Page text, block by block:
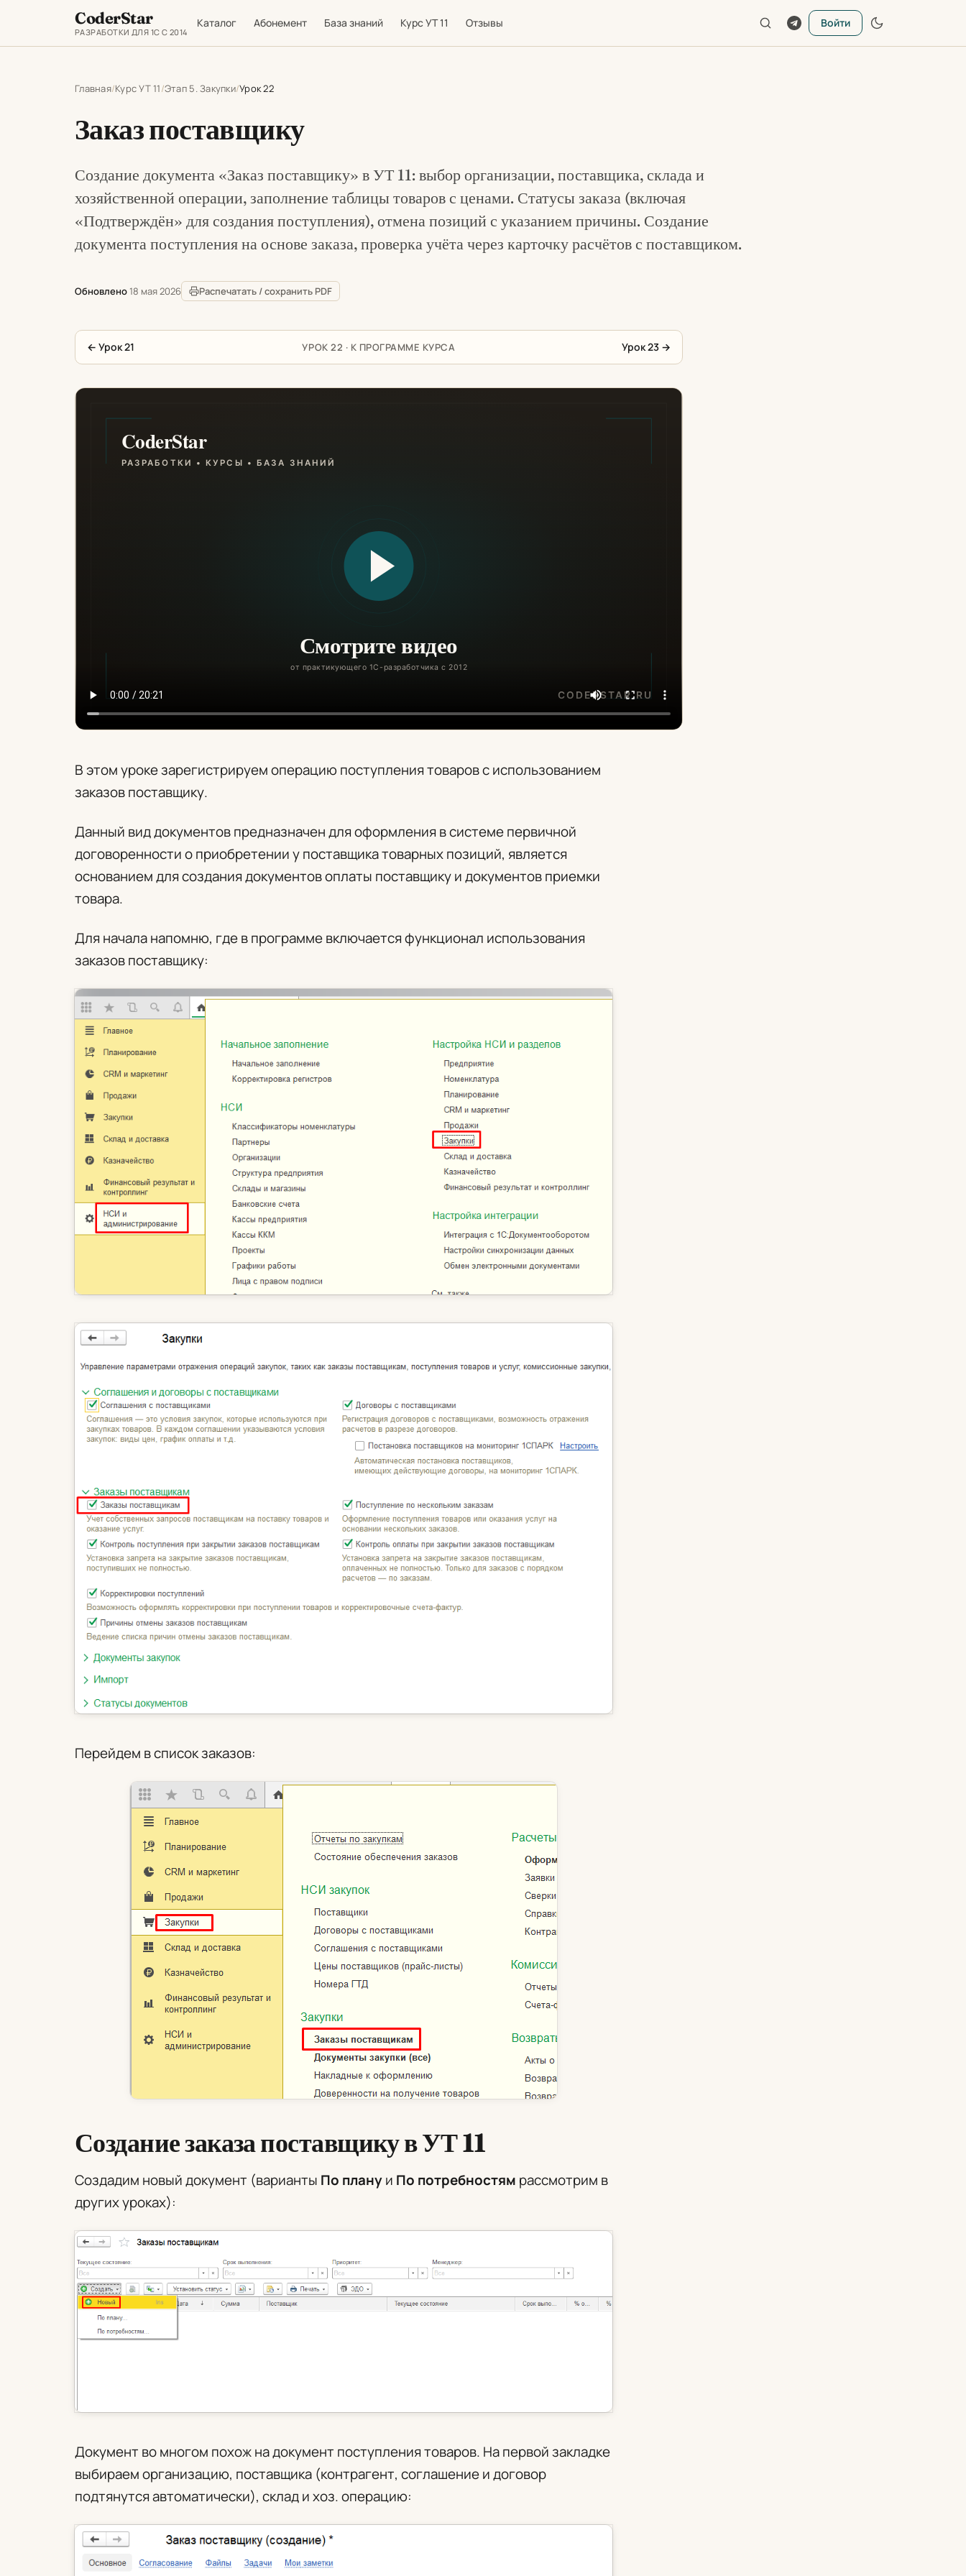
CoderStar
РАЗРАБОТКИ ДЛЯ 1С С 2014
Каталог Абонемент База знаний Курс УТ 11 Отзывы Войти
Главная Курс УТ 11 Этап 5. Закупки Урок 22
Заказ поставщику
Создание документа «Заказ поставщику» в УТ 11: выбор организации, поставщика, склада и
хозяйственной операции, заполнение таблицы товаров с ценами. Статусы заказа (включая
«Подтверждён» для создания поступления), отмена позиций с указанием причины. Создание
документа поступления на основе заказа, проверка учёта через карточку расчётов с поставщиком.
Обновлено 18 мая 2026 Распечатать / сохранить PDF
← Урок 21 УРОК 22 · К ПРОГРАММЕ КУРСА Урок 23 →
В этом уроке зарегистрируем операцию поступления товаров с использованием
заказов поставщику.
Данный вид документов предназначен для оформления в системе первичной
договоренности о приобретении у поставщика товарных позиций, является
основанием для создания документов оплаты поставщику и документов приемки
товара.
Для начала напомню, где в программе включается функционал использования
заказов поставщику:
Перейдем в список заказов:
Создание заказа поставщику в УТ 11
Создадим новый документ (варианты По плануи По потребностям рассмотрим в
других уроках):
Документ во многом похож на документ поступления товаров. На первой закладке
выбираем организацию, поставщика (контрагент, соглашение и договор
подтянутся автоматически), склад и хоз. операцию: